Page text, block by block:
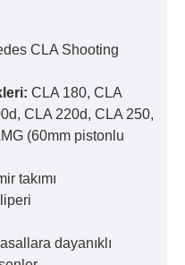
CLA Shooting
CLA 180, CLA
CLA 220d, CLA 250,
(60mm pistonlu
takımı
dayanıklı